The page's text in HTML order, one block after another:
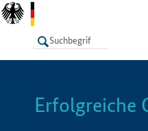
LISTE
Erfolgreiche